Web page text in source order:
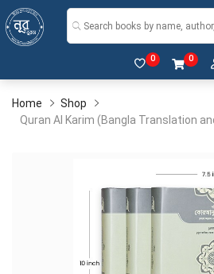
0 0
Home
Shop
Quran Al Karim (Bangla Translation